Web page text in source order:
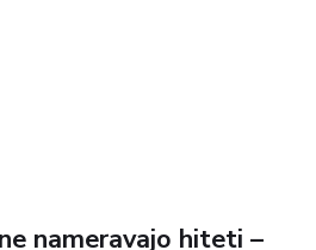
nameravajo hiteti –